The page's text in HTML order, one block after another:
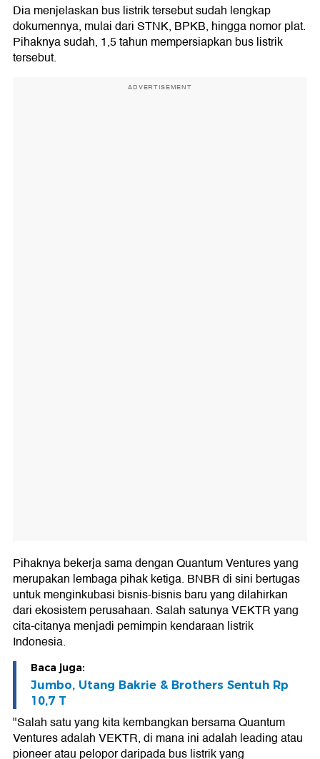
Dia menjelaskan bus listrik tersebut sudah lengkap
dokumennya, mulai dari STNK, BPKB, hingga nomor plat.
Pihaknya sudah, 1,5 tahun mempersiapkan bus listrik
tersebut.
ADVERTISEMENT
Pihaknya bekerja sama dengan Quantum Ventures yang
merupakan lembaga pihak ketiga. BNBR di sini bertugas
untuk menginkubasi bisnis-bisnis baru yang dilahirkan
dari ekosistem perusahaan. Salah satunya VEKTR yang
cita-citanya menjadi pemimpin kendaraan listrik
Indonesia.
Baca juga:
Jumbo, Utang Bakrie & Brothers Sentuh Rp
10,7 T
"Salah satu yang kita kembangkan bersama Quantum
Ventures adalah VEKTR, di mana ini adalah leading atau
pioneer atau pelopor daripada bus listrik yang